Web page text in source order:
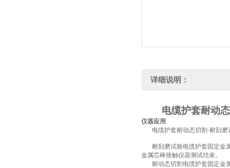
详细说明：
电缆护套耐动
仪器应用
电缆护套耐动态切割-耐刮磨
耐刮磨试验电缆护套固定金
金属芯棒接触仪器测试结束。
耐动态切割电缆护套固定金